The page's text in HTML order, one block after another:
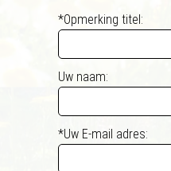
*Opmerking titel:
Uw naam:
*Uw E-mail adres: